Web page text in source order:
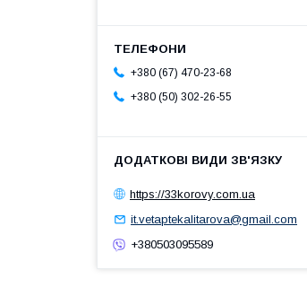
+380 (67) 470-23-68
+380 (50) 302-26-55
https://33korovy.com.ua
it.vetaptekalitarova@gmail.com
+380503095589